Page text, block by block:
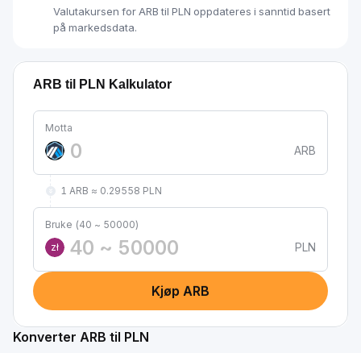
Valutakursen for ARB til PLN oppdateres i sanntid basert
på markedsdata.
ARB til PLN Kalkulator
Motta
ARB
1 ARB ≈ 0.29558 PLN
Bruke (40 ~ 50000)
zł
PLN
Kjøp ARB
Konverter ARB til PLN